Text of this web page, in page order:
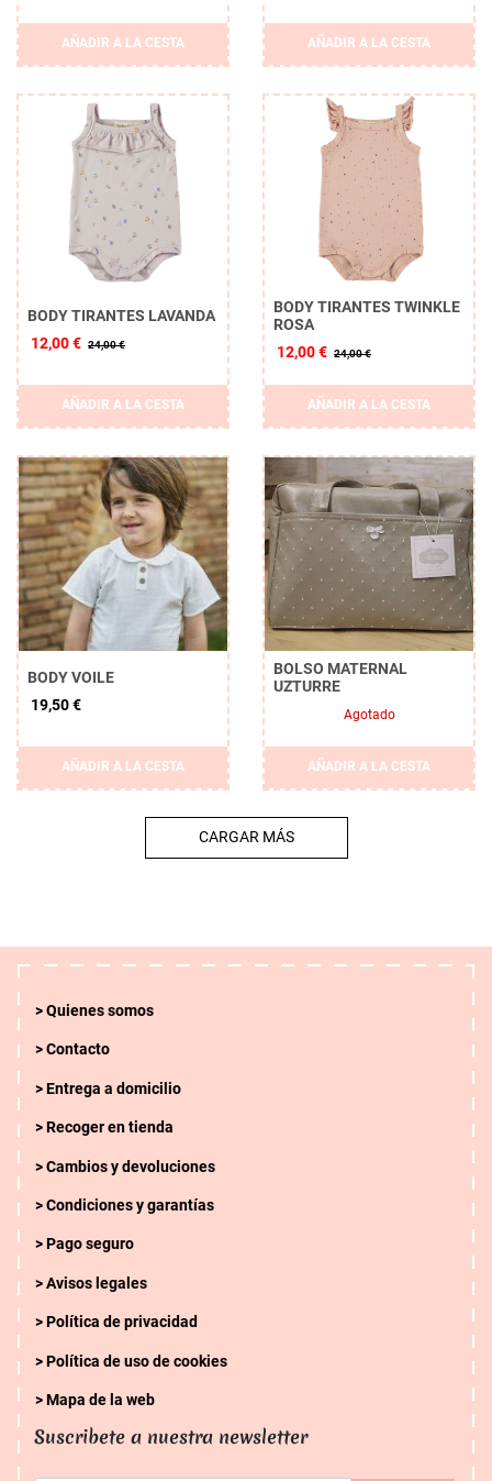
AÑADIR A LA CESTA AÑADIR A LA CESTA
BODY TIRANTES LAVANDA
12,00 € 24,00 €
AÑADIR A LA CESTA
BODY TIRANTES TWINKLE
ROSA
12,00 € 24,00 €
AÑADIR A LA CESTA
BODY VOILE
19,50 €
AÑADIR A LA CESTA
BOLSO MATERNAL
UZTURRE
Agotado
AÑADIR A LA CESTA
CARGAR MÁS
Quienes somos
Contacto
Entrega a domicilio
Recoger en tienda
Cambios y devoluciones
Condiciones y garantías
Pago seguro
Avisos legales
Política de privacidad
Política de uso de cookies
Mapa de la web
Suscribete a nuestra newsletter